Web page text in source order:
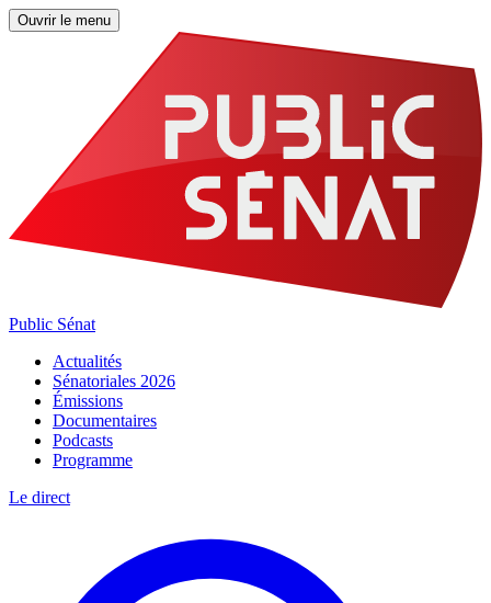
Ouvrir le menu
Public Sénat
Actualités
Sénatoriales 2026
Émissions
Documentaires
Podcasts
Programme
Le direct